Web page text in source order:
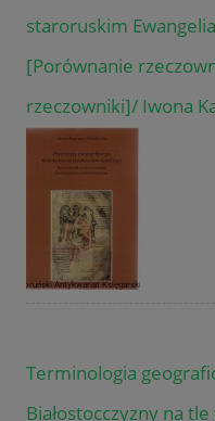
staroruskim
[Porównanie
rzeczowniki]/ Iwona
Terminologia
Białostocczyzny na